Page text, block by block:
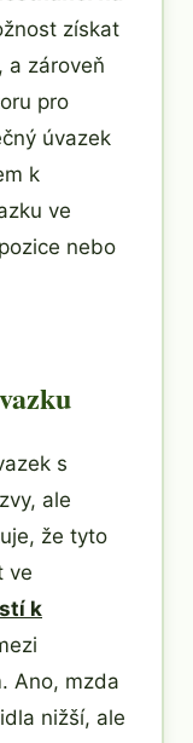
získat
a zároveň
pro
úvazek
k
ve
nebo
s
ale
že tyto
ve
k
Ano, mzda
nižší, ale